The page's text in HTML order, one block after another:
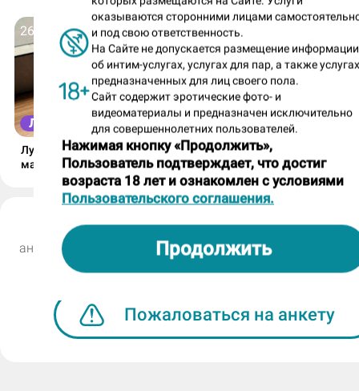
оказываются сторонними лицами
и под свою ответственность.
На Сайте не допускается размещение информации
об интим-услугах, услугах для пар, а также
предназначенных для лиц своего пола.
Сайт содержит эротические фото- и
видеоматериалы и предназначен исключительно
для совершеннолетних пользователей.
Нажимая кнопку «Продолжить»,
Пользователь подтверждает, что достиг
возраста 18 лет и ознакомлен с условиями
Пользовательского соглашения.
Продолжить
26 апреля 2025
ЛУЧШИЕ СИСЬКИ
Лучшие сиськи от 26 апреля:
манящая «тройка» Веры,
чувственные фото Вероники и
соблазнительная «четверка»
Кристины!
Таня (номер анкеты: 553842)
анкета размещена салоном «Малика на Загородном»
Пожаловаться на анкету